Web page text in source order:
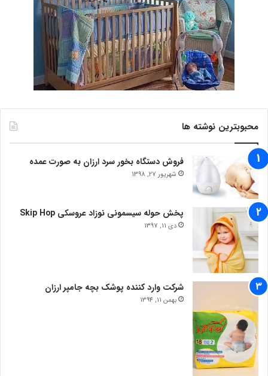
محبوبترین نوشته ها
فروش دستگاه بخور سرد ارزان به صورت عمده
شهریور 27, 1398
پخش حوله سیسمونی نوزاد عروسکی Skip Hop
دی 11, 1397
شرکت وارد کننده پوشک بچه جامپر ارزان
بهمن 11, 1394